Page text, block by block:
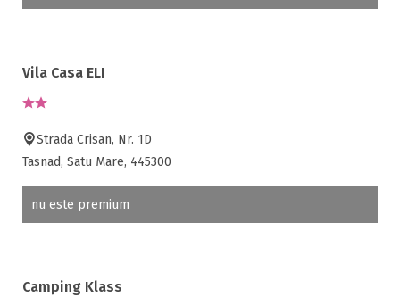
Vila Casa ELI
Strada Crisan, Nr. 1D
Tasnad, Satu Mare, 445300
nu este premium
Camping Klass